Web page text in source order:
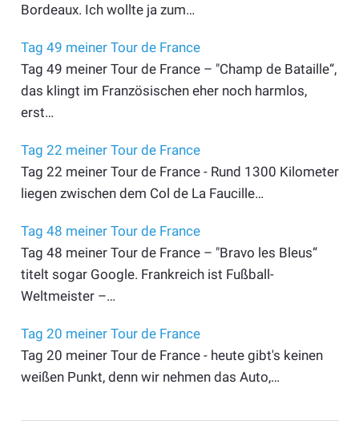
Bordeaux. Ich wollte ja zum…
Tag 49 meiner Tour de France
Tag 49 meiner Tour de France – "Champ de Bataille“,
das klingt im Französischen eher noch harmlos,
erst…
Tag 22 meiner Tour de France
Tag 22 meiner Tour de France - Rund 1300 Kilometer
liegen zwischen dem Col de La Faucille…
Tag 48 meiner Tour de France
Tag 48 meiner Tour de France – "Bravo les Bleus“
titelt sogar Google. Frankreich ist Fußball-
Weltmeister –…
Tag 20 meiner Tour de France
Tag 20 meiner Tour de France - heute gibt's keinen
weißen Punkt, denn wir nehmen das Auto,…